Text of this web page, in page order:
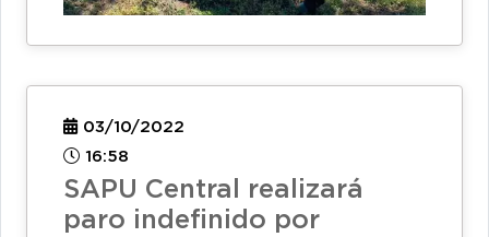
03/10/2022
16:58
SAPU Central realizará
paro indefinido por